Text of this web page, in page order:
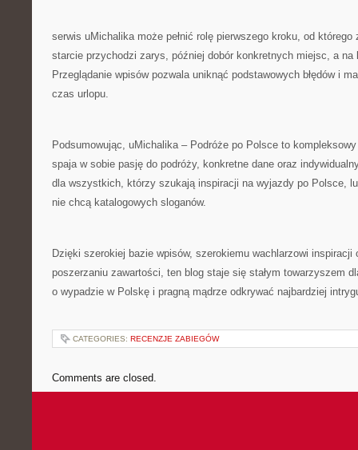
serwis uMichalika może pełnić rolę pierwszego kroku, od
starcie przychodzi zarys, później dobór konkretnych miejsc, a na
Przeglądanie wpisów pozwala uniknąć podstawowych błędów i
czas urlopu.
Podsumowując, uMichalika – Podróże po Polsce to
spaja w sobie pasję do podróży, konkretne dane oraz
dla wszystkich, którzy szukają inspiracji na wyjazdy po Polsce,
nie chcą katalogowych sloganów.
Dzięki szerokiej bazie wpisów, szerokiemu wachlarzowi inspiracji
poszerzaniu zawartości, ten blog staje się stałym towarzyszem
o wypadzie w Polskę i pragną mądrze odkrywać najbardziej
CATEGORIES: RECENZJE ZABIEGÓW
Comments are closed.